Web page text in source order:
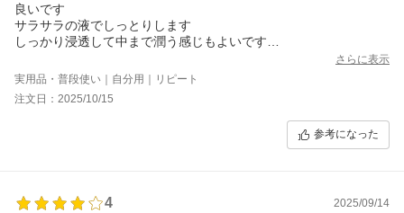
良いです
サラサラの液でしっとりします
しっかり浸透して中まで潤う感じもよいです
しっとり系のとろみがある化粧水が嫌いなので、すごくいいです
やっぱり肌にはセラミドがいいなと思う商品です
さらに表示
実用品・普段使い｜自分用｜リピート
注文日：2025/10/15
参考になった
4
2025/09/14